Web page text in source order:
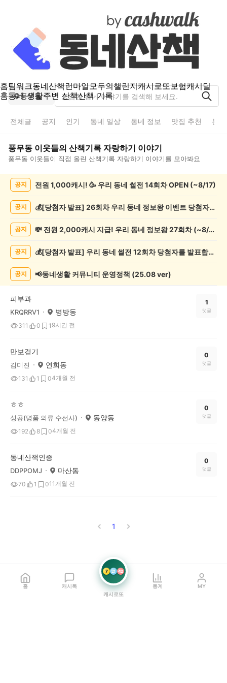
홈팀워크동네산책런마일모두의챌린지캐시로또보험캐시딜
홈동네 생활주변 산책산책 기록
풍무동
전체글 공지 인기 동네 일상 동네 정보 맛집 추천 분
풍무동 이웃들의 산책기록 자랑하기 이야기
풍무동 이웃들이 직접 올린 산책기록 자랑하기 이야기를 모아봐요
게
공지 전원 1,000캐시! 🥳 우리 동네 썰전 14회차 OPEN (~8/17)
공지 💰[당첨자 발표] 26회차 우리 동네 정보왕 이벤트 당첨자를 발표합니다!
공지 💸 전원 2,000캐시 지급! 우리 동네 정보왕 27회차 (~8/10)
공지 💰[당첨자 발표] 우리 동네 썰전 12회차 당첨자를 발표합니다!
공지 📢동네생활 커뮤니티 운영정책 (25.08 ver)
피부과
KRQRRV1 병방동
311 0 1 9시간 전
1
댓글
만보걷기
김미진 연희동
131 1 04개월 전
0
댓글
ㅎㅎ
성공(명품 의류 수선사) 동양동
192 8 04개월 전
0
댓글
동네산책인증
DDPPOMJ 마산동
70 1 011개월 전
0
댓글
1
홈 캐시톡
7 21 42
캐시로또
통계 MY